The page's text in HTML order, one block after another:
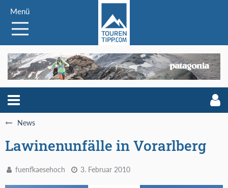
Menü
News
Lawinenunfälle in Vorarlberg
fuenfkaesehoch 3. Februar 2010